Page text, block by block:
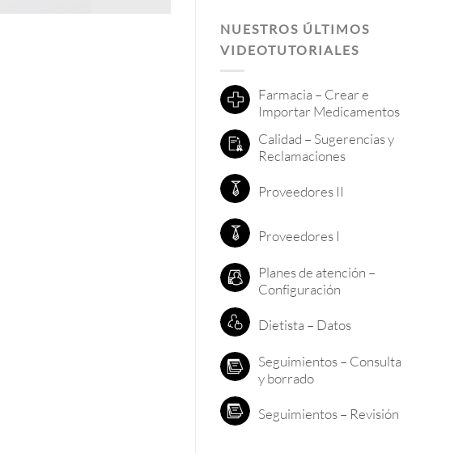
NUESTROS ÚLTIMOS
VIDEOTUTORIALES
Farmacia – Crear e
Importar Medicamentos
Calidad – Sugerencias y
Reclamaciones
Proveedores II
Proveedores I
Planes de atención –
Configuración
Dietista – Datos
Seguimientos – Consulta
y borrado
Seguimientos – Revisión